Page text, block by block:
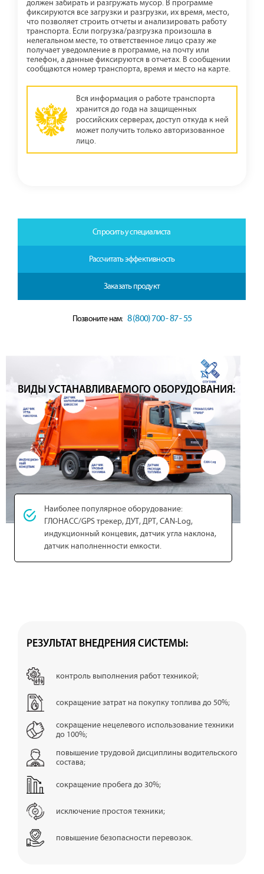
должен забирать и разгружать мусор. В программе
фиксируются все загрузки и разгрузки, их время, место,
что позволяет строить отчеты и анализировать работу
транспорта. Если погрузка/разгрузка произошла в
нелегальном месте, то ответственное лицо сразу же
получает уведомление в программе, на почту или
телефон, а данные фиксируются в отчетах. В сообщении
сообщаются номер транспорта, время и место на карте.
Вся информация о работе транспорта
хранится до года на защищенных
российских серверах, доступ откуда к ней
может получить только авторизованное
лицо.
Спросить у специалиста
Рассчитать эффективность
Заказать продукт
Позвоните нам: 8 (800) 700 - 87 - 55
ВИДЫ УСТАНАВЛИВАЕМОГО ОБОРУДОВАНИЯ:
Наиболее популярное оборудование:
ГЛОНАСС/GPS трекер, ДУТ, ДРТ, CAN-Log,
индукционный концевик, датчик угла наклона,
датчик наполненности емкости.
РЕЗУЛЬТАТ ВНЕДРЕНИЯ СИСТЕМЫ:
контроль выполнения работ техникой;
сокращение затрат на покупку топлива до 50%;
сокращение нецелевого использование техники
до 100%;
повышение трудовой дисциплины водительского
состава;
сокращение пробега до 30%;
исключение простоя техники;
повышение безопасности перевозок.